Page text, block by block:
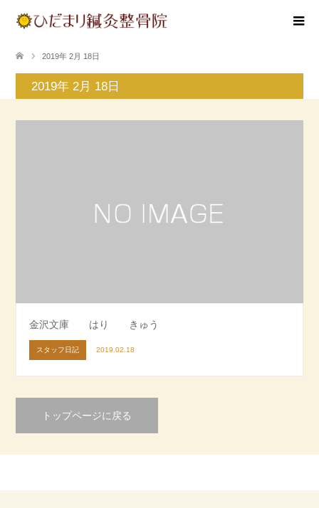
2019年 2月 18日
2019年 2月 18日
金沢文庫 はり きゅう
スタッフ日記 2019.02.18
トップページに戻る